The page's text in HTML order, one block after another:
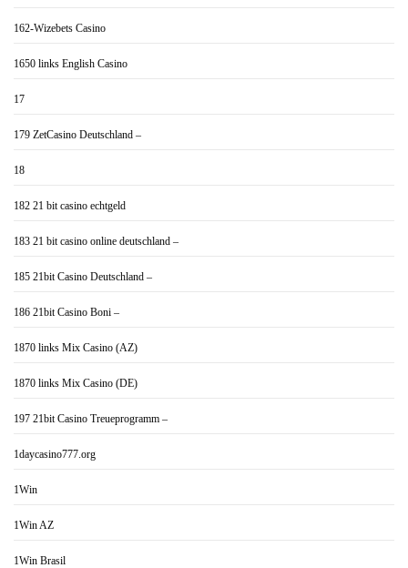
162-Wizebets Casino
1650 links English Casino
17
179 ZetCasino Deutschland –
18
182 21 bit casino echtgeld
183 21 bit casino online deutschland –
185 21bit Casino Deutschland –
186 21bit Casino Boni –
1870 links Mix Casino (AZ)
1870 links Mix Casino (DE)
197 21bit Casino Treueprogramm –
1daycasino777.org
1Win
1Win AZ
1Win Brasil